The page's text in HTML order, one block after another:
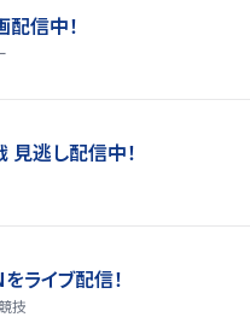
信中！
逃し配信中！
ライブ配信！
技